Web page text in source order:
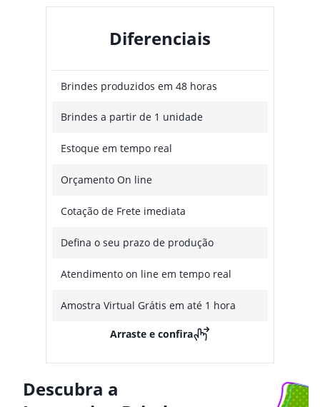
Diferenciais
Brindes produzidos em 48 horas
Brindes a partir de 1 unidade
Estoque em tempo real
Orçamento On line
Cotação de Frete imediata
Defina o seu prazo de produção
Atendimento on line em tempo real
Amostra Virtual Grátis em até 1 hora
Arraste e confira
Descubra a